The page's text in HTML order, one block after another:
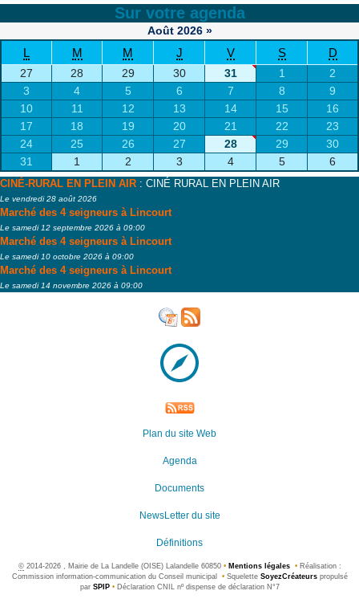
Sur votre agenda
Août 2026 »
L M M J V S D
27 28 29 30 31 1
2
3
4 5 6 7 8
9
10
11 12 13 14 15
16
17
18 19 20 21 22
23
24
25 26 27 28 29
30
31
1 2 3 4 5 6
CINÉ-RURAL EN PLEIN AIR : CINÉ RURAL EN PLEIN AIR
Le vendredi 28 août 2026
Marché des 4 seigneurs à Lincourt
Le samedi 12 septembre 2026 à 09:00
Marché des 4 seigneurs à Lincourt
Le samedi 10 octobre 2026 à 09:00
Marché des 4 seigneurs à Lincourt
Le samedi 14 novembre 2026 à 09:00
Plan du site Web
Agenda
Documents
NewsLetter du site
Définitions
©2014-2026 , Mairie de La Landelle (OISE) Lalandelle 60850 • Mentions légales • Réalisation :
Commission information-communication du Conseil municipal
•Squelette SoyezCréateurspropulsé
par SPIP •Déclaration CNIL nº dispense de déclaration N°7